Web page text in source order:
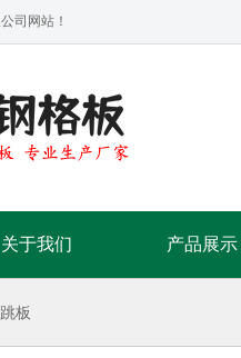
司网站！
关于我们 产品展示
板